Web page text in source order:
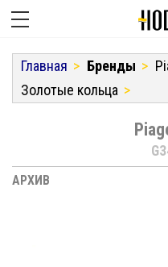
Главная Бренды
Золотые кольца
АРХИВ